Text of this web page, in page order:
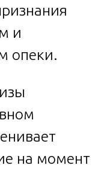
и
опеки.
на момент